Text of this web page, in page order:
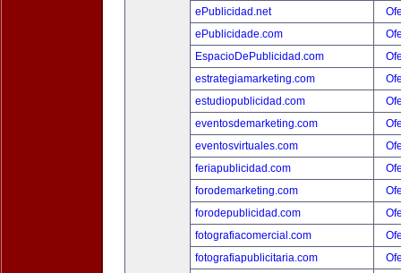
ePublicidad.net
ePublicidade.com
EspacioDePublicidad.com
estrategiamarketing.com
estudiopublicidad.com
eventosdemarketing.com
eventosvirtuales.com
feriapublicidad.com
forodemarketing.com
forodepublicidad.com
fotografiacomercial.com
fotografiapublicitaria.com